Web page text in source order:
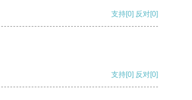
支持[0] 反对[0]
支持[0] 反对[0]